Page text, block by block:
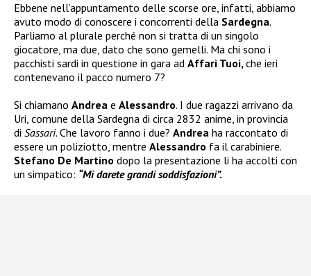
Ebbene nell’appuntamento delle scorse ore, infatti, abbiamo
avuto modo di conoscere i concorrenti della Sardegna.
Parliamo al plurale perché non si tratta di un singolo
giocatore, ma due, dato che sono gemelli. Ma chi sono i
pacchisti sardi in questione in gara ad Affari Tuoi,che ieri
contenevano il pacco numero 7?
Si chiamano Andrea e Alessandro. I due ragazzi arrivano da
Uri, comune della Sardegna di circa 2832 anime, in provincia
di Sassari. Che lavoro fanno i due? Andrea ha raccontato di
essere un poliziotto, mentre Alessandro fa il carabiniere.
Stefano De Martino dopo la presentazione li ha accolti con
un simpatico: “Mi darete grandi soddisfazioni”.